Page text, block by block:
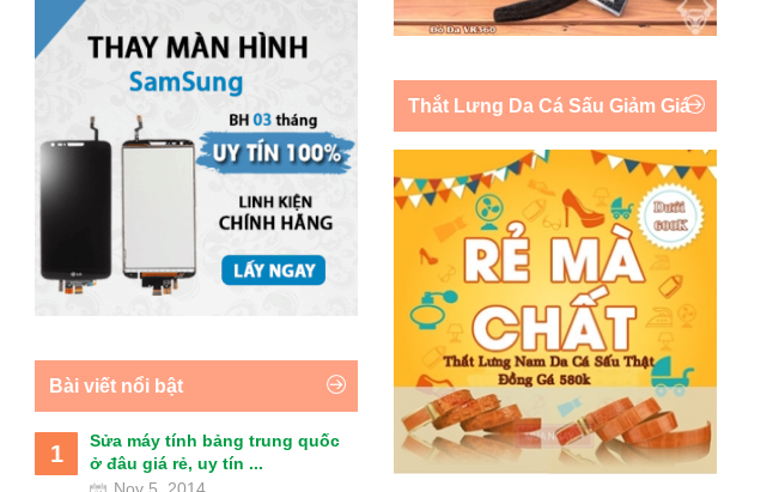
Bài viết nổi bật
1
Sửa máy tính bảng trung quốc
ở đâu giá rẻ, uy tín ...
Nov 5, 2014
Thắt Lưng Da Cá Sấu Giảm Giá